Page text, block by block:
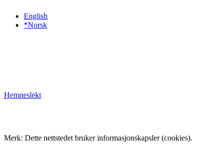
English
*Norsk
Hemneslekt
Merk: Dette nettstedet bruker informasjonskapsler (cookies).